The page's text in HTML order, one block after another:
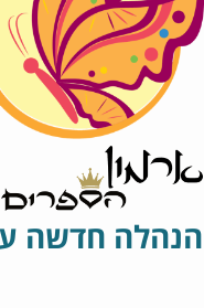
הנהלה חדשה